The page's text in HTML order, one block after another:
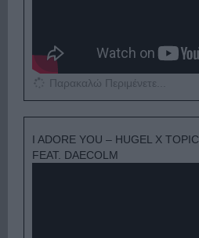
Παρακαλώ Περιμένετε...
I ADORE YOU – HUGEL X
FEAT. DAECOLM